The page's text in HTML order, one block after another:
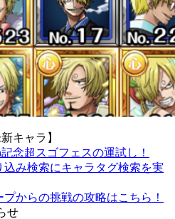
キャラ】
念超スゴフェスの運試し！
込み検索にキャラタグ検索を実
プからの挑戦の攻略はこちら！
せ